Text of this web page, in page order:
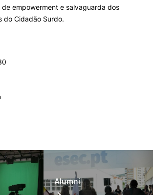
empowerment e salvaguarda dos
do Cidadão Surdo.
Alumni